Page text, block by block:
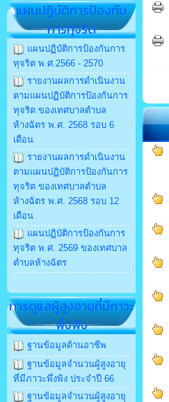
แผนปฏิบัติการป้องกัน
การทุจริต
แผนปฏิบัติการป้องกันการ
ทุจริต พ.ศ.2566 - 2570
รายงานผลการดำเนินงาน
ตามแผนปฏิบัติการป้องกันการ
ทุจริต ของเทศบาลตำบล
ห้างฉัตร พ.ศ. 2568 รอบ 6
เดือน
รายงานผลการดำเนินงาน
ตามแผนปฏิบัติการป้องกันการ
ทุจริต ของเทศบาลตำบล
ห้างฉัตร พ.ศ. 2568 รอบ 12
เดือน
แผนปฏิบัติการป้องกันการ
ทุจริต พ.ศ. 2569 ของเทศบาล
ตำบลห้างฉัตร
การดูแลผู้สูงอายุที่มีภาวะ
พึ่งพิง
ฐานข้อมูลด้านอาชีพ
ฐานข้อมูลจำนวนผู้สูงอายุ
ที่มีภาวะพึ่งพิง ประจำปี 66
ฐานข้อมูลจำนวนผู้สูงอายุ